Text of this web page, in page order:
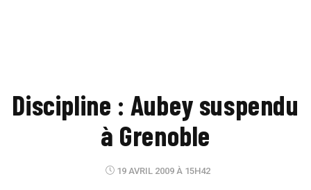
Discipline : Aubey suspendu
à Grenoble
19 AVRIL 2009 À 15H42